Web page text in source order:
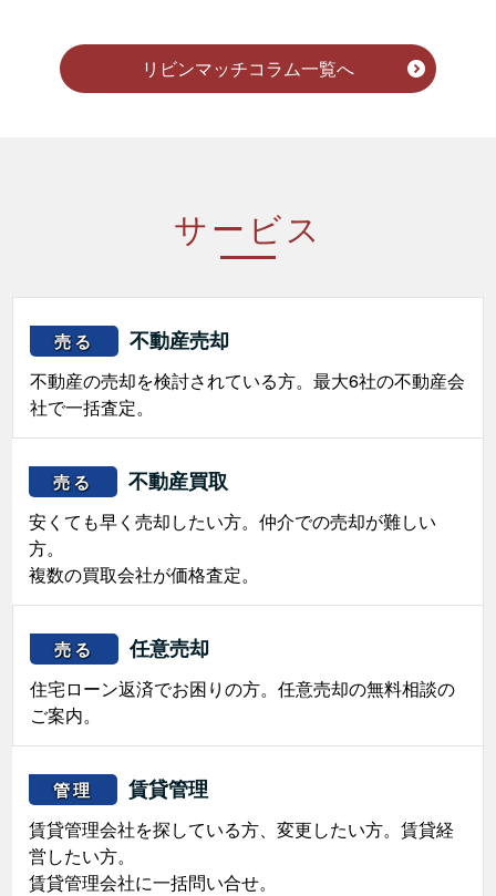
リビンマッチコラム一覧へ
サービス
売る 不動産売却
不動産の売却を検討されている方。最大6社の不動産会
社で一括査定。
売る 不動産買取
安くても早く売却したい方。仲介での売却が難しい
方。
複数の買取会社が価格査定。
売る 任意売却
住宅ローン返済でお困りの方。任意売却の無料相談の
ご案内。
管理 賃貸管理
賃貸管理会社を探している方、変更したい方。賃貸経
営したい方。
賃貸管理会社に一括問い合せ。